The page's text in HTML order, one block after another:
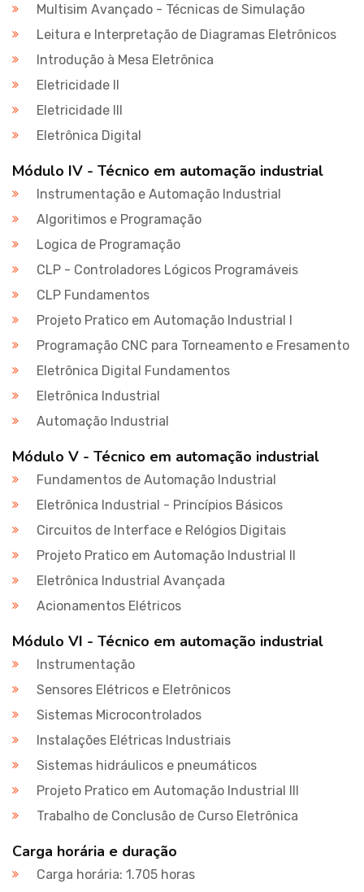
Multisim Avançado - Técnicas de Simulação
Leitura e Interpretação de Diagramas Eletrônicos
Introdução à Mesa Eletrônica
Eletricidade II
Eletricidade III
Eletrônica Digital
Módulo IV - Técnico em automação industrial
Instrumentação e Automação Industrial
Algoritimos e Programação
Logica de Programação
CLP - Controladores Lógicos Programáveis
CLP Fundamentos
Projeto Pratico em Automação Industrial I
Programação CNC para Torneamento e Fresamento
Eletrônica Digital Fundamentos
Eletrônica Industrial
Automação Industrial
Módulo V - Técnico em automação industrial
Fundamentos de Automação Industrial
Eletrônica Industrial - Princípios Básicos
Circuitos de Interface e Relógios Digitais
Projeto Pratico em Automação Industrial II
Eletrônica Industrial Avançada
Acionamentos Elétricos
Módulo VI - Técnico em automação industrial
Instrumentação
Sensores Elétricos e Eletrônicos
Sistemas Microcontrolados
Instalações Elétricas Industriais
Sistemas hidráulicos e pneumáticos
Projeto Pratico em Automação Industrial III
Trabalho de Conclusão de Curso Eletrônica
Carga horária e duração
Carga horária: 1.705 horas